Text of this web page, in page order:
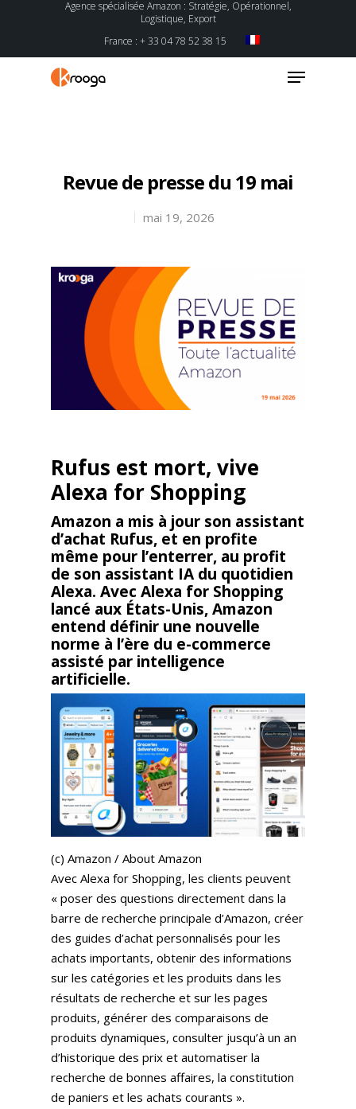
Agence spécialisée Amazon : Stratégie, Opérationnel,
Logistique, Export
France : + 33 04 78 52 38 15
Revue de presse du 19 mai
mai 19, 2026
Rufus est mort, vive
Alexa for Shopping
Amazon a mis à jour son assistant
d’achat Rufus, et en profite
même pour l’enterrer, au profit
de son assistant IA du quotidien
Alexa. Avec Alexa for Shopping
lancé aux États-Unis, Amazon
entend définir une nouvelle
norme à l’ère du e-commerce
assisté par intelligence
artificielle.
(c) Amazon / About Amazon
Avec Alexa for Shopping, les clients peuvent
« poser des questions directement dans la
barre de recherche principale d’Amazon, créer
des guides d’achat personnalisés pour les
achats importants, obtenir des informations
sur les catégories et les produits dans les
résultats de recherche et sur les pages
produits, générer des comparaisons de
produits dynamiques, consulter jusqu’à un an
d’historique des prix et automatiser la
recherche de bonnes affaires, la constitution
de paniers et les achats courants ».